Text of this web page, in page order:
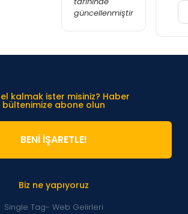
güncellenmiştir
Biz ne yapıyoruz
Single Tag- Web Gelirleri
kalmak ister misiniz? Haber
bültenimize abone olun
BENİ İŞARETLE!